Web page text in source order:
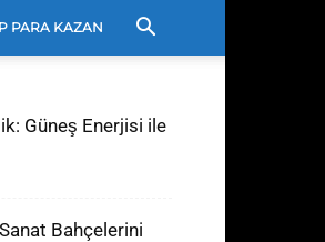
PARA KAZAN
Güneş Enerjisi ile
Bahçelerini